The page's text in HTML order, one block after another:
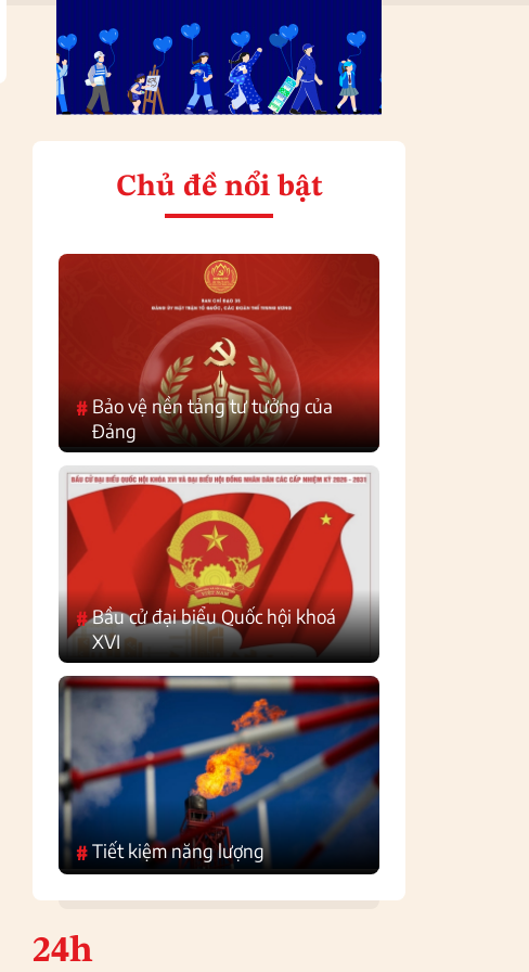
Chủ đề nổi bật
#Bảo vệ nền tảng tư tưởng của
Đảng
#Bầu cử đại biểu Quốc hội khoá
XVI
#Tiết kiệm năng lượng
24h